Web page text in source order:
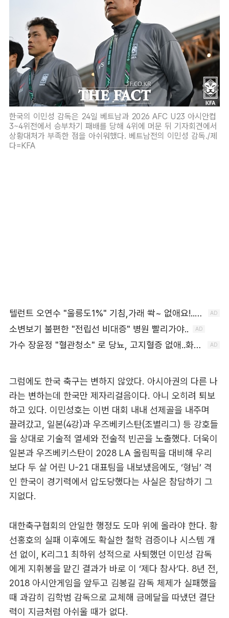
한국의 이민성 감독은 24일 베트남과 2026 AFC U23 아시안컵
3~4위전에서 승부차기 패배를 당해 4위에 머문 뒤 기자회견에서
상황대처가 부족한 점을 아쉬워했다. 베트남전의 이민성 감독./제
다=KFA
그럼에도 한국 축구는 변하지 않았다. 아시아권의 다른 나
라는 변하는데 한국만 제자리걸음이다. 아니 오히려 퇴보
하고 있다. 이민성호는 이번 대회 내내 선제골을 내주며
끌려갔고, 일본(4강)과 우즈베키스탄(조별리그) 등 강호들
을 상대로 기술적 열세와 전술적 빈곤을 노출했다. 더욱이
일본과 우즈베키스탄이 2028 LA 올림픽을 대비해 우리
보다 두 살 어린 U-21 대표팀을 내보냈음에도, ‘형님’ 격
인 한국이 경기력에서 압도당했다는 사실은 참담하기 그
지없다.
대한축구협회의 안일한 행정도 도마 위에 올라야 한다. 황
선홍호의 실패 이후에도 확실한 철학 검증이나 시스템 개
선 없이, K리그1 최하위 성적으로 사퇴했던 이민성 감독
에게 지휘봉을 맡긴 결과가 바로 이 ‘제다 참사’다. 8년 전,
2018 아시안게임을 앞두고 김봉길 감독 체제가 실패했을
때 과감히 김학범 감독으로 교체해 금메달을 따냈던 결단
력이 지금처럼 아쉬울 때가 없다.